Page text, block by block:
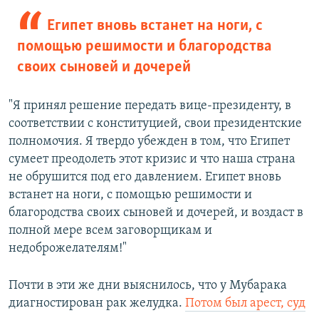
Египет вновь встанет на ноги, с
помощью решимости и благородства
своих сыновей и дочерей
"Я принял решение передать вице-президенту, в
соответствии с конституцией, свои президентские
полномочия. Я твердо убежден в том, что Египет
сумеет преодолеть этот кризис и что наша страна
не обрушится под его давлением. Египет вновь
встанет на ноги, с помощью решимости и
благородства своих сыновей и дочерей, и воздаст в
полной мере всем заговорщикам и
недоброжелателям!"
Почти в эти же дни выяснилось, что у Мубарака
диагностирован рак желудка. Потом был арест, суд